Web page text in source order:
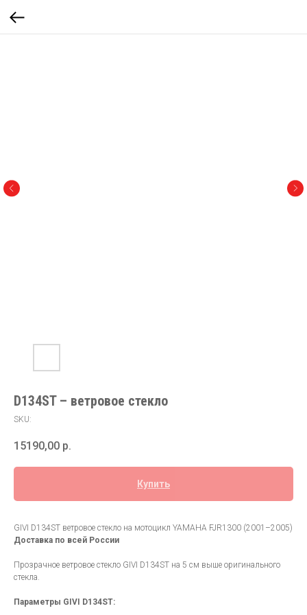
D134ST – ветровое стекло
SKU:
15190,00 р.
Купить
GIVI D134ST ветровое стекло на мотоцикл YAMAHA FJR1300 (2001–2005)
Доставка по всей России
Прозрачное ветровое стекло GIVI D134ST на 5 см выше оригинального
стекла.
Параметры GIVI D134ST: